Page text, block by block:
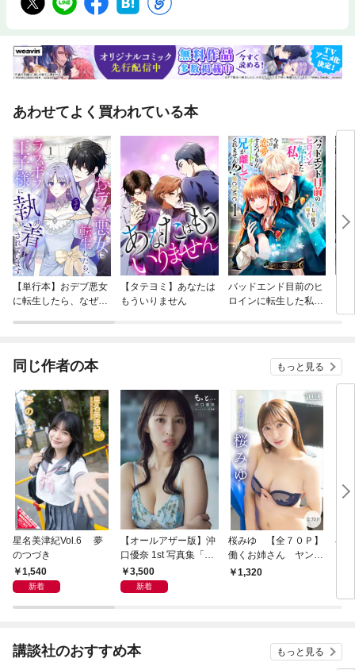
あわせてよく買われている本
【単行本】おデブ悪女
に転生したら、なぜか
【タテヨミ】あなたは
もういりません
バッドエンド目前のヒ
ロインに転生した私、
同じ作者の本 もっと見る
星名美津紀Vol.6 夢
のつづき
1,540
新着
【オールアザー版】沖
口優奈 1st 写真集「も
っと…」
3,500
新着
桜みゆ 【全７０Ｐ】
働くお姉さん ヤンマ
ガデジタル写真集
1,320
早
講談社のおすすめ本 もっと見る